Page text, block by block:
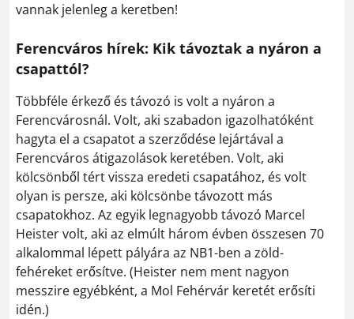
vannak jelenleg a keretben!
Ferencváros hírek: Kik távoztak a nyáron a
csapattól?
Többféle érkező és távozó is volt a nyáron a
Ferencvárosnál. Volt, aki szabadon igazolhatóként
hagyta el a csapatot a szerződése lejártával a
Ferencváros átigazolások keretében. Volt, aki
kölcsönből tért vissza eredeti csapatához, és volt
olyan is persze, aki kölcsönbe távozott más
csapatokhoz. Az egyik legnagyobb távozó Marcel
Heister volt, aki az elmúlt három évben összesen 70
alkalommal lépett pályára az NB1-ben a zöld-
fehéreket erősítve. (Heister nem ment nagyon
messzire egyébként, a Mol Fehérvár keretét erősíti
idén.)